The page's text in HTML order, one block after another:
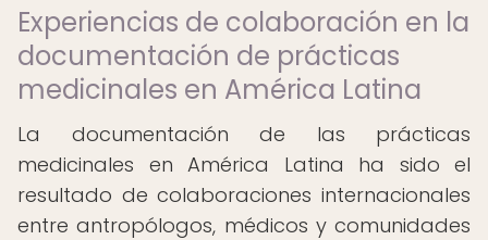
Experiencias de colaboración en la
documentación de prácticas
medicinales en América Latina
La documentación de las prácticas
medicinales en América Latina ha sido el
resultado de colaboraciones internacionales
entre antropólogos, médicos y comunidades